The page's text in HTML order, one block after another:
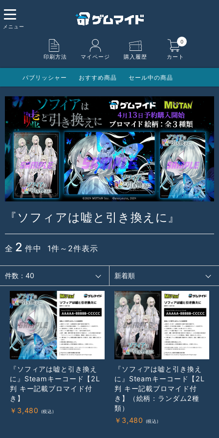
印刷方法 マイページ 購入履歴 カート
0
パブリッシャー おすすめ商品 セール中の商品
『ソフィアは嘘と引き換えに』
全 2 件中 1件～2件表示
『ソフィアは嘘と引き換え
に』Steamキーコード【2L
判 キー記載ブロマイド付
き】
￥ 3,480
『ソフィアは嘘と引き換え
に』Steamキーコード【2L
判 キー記載ブロマイド付
き】（絵柄：ランダム2種
類）
￥ 3,480